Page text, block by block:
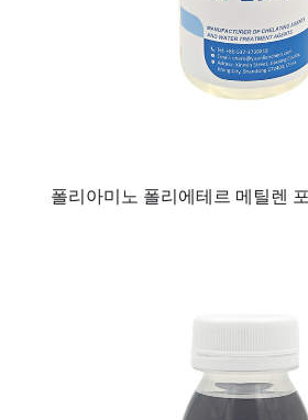
폴리아미노 폴리에테르 메틸렌